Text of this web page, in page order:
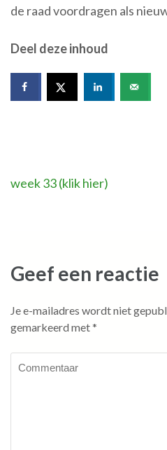
de raad voordragen als
Deel deze inhoud
Bericht
week 33 (klik hier)
Geef een reactie
Je e-mailadres wordt niet
gemarkeerd met*